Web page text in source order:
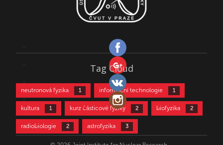
Tag Cloud
neutronová fyzika 1 informační technologie 1
kultura 1 kurz částicové fyziky 2 biofyzika 2
radiobiologie 2 astrofyzika 3